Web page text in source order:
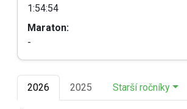
1:54:54
Maraton:
-
2026 2025 Starší ročníky